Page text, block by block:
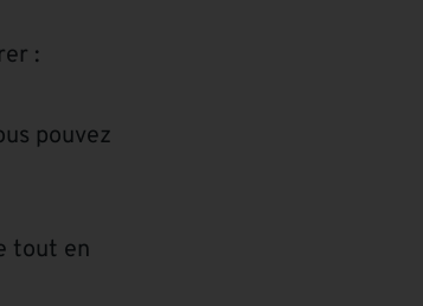
:
pouvez
tout en